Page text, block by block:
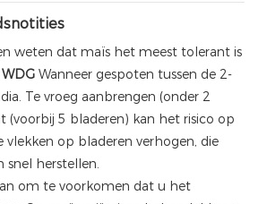
weten dat maïs het meest tolerant is
Wanneer gespoten tussen de 2-
Te vroeg aanbrengen (onder 2
(voorbij 5 bladeren) kan het risico op
op bladeren verhogen, die
snel herstellen.
om te voorkomen dat u het